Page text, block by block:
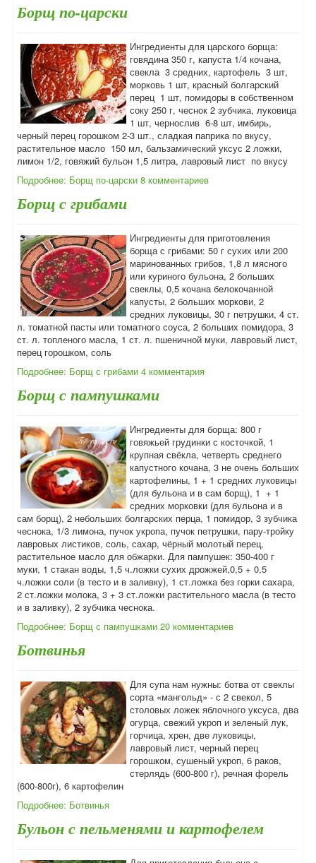
Борщ по-царски
Ингредиенты для царского борща:
говядина 350 г, капуста 1/4 кочана,
свекла 3 средних, картофель 3 шт,
морковь 1 шт, красный болгарский
перец 1 шт, помидоры в собственном
соку 250 г, чеснок 2 зубчика, луковица
1 шт, чернослив 6-8 шт, имбирь,
черный перец горошком 2-3 шт., сладкая паприка по вкусу,
растительное масло 150 мл, бальзамический уксус 2 ложки,
лимон 1/2, говяжий бульон 1,5 литра, лавровый лист по вкусу
Подробнее: Борщ по-царски 8 комментариев
Борщ с грибами
Ингредиенты для приготовления
борща с грибами: 50 г сухих или 200
маринованных грибов, 1,8 л мясного
или куриного бульона, 2 больших
свеклы, 0,5 кочана белокочанной
капусты, 2 больших моркови, 2
средних луковицы, 30 г петрушки, 4 ст.
л. томатной пасты или томатного соуса, 2 больших помидора, 3
ст. л. топленого масла, 1 ст. л. пшеничной муки, лавровый лист,
перец горошком, соль
Подробнее: Борщ с грибами 4 комментария
Борщ с пампушками
Ингредиенты для борща: 800 г
говяжьей грудинки с косточкой, 1
крупная свёкла, четверть среднего
капустного кочана, 3 не очень больших
картофелины, 1 + 1 средних луковицы
(для бульона и в сам борщ), 1 + 1
средних морковки (для бульона и в
сам борщ), 2 небольших болгарских перца, 1 помидор, 3 зубчика
чеснока, 1/3 лимона, пучок укропа, пучок петрушки, пару-тройку
лавровых листиков, соль, сахар, чёрный молотый перец,
растительное масло для обжарки. Для пампушек: 350-400 г
муки, 1 стакан воды, 1,5 ч.ложки сухих дрожжей,0,5 + 0,5
ч.ложки соли (в тесто и в заливку), 1 ст.ложка без горки сахара,
2 ст.ложки молока, 3 + 3 ст.ложки растительного масла (в тесто
и в заливку), 2 зубчика чеснока.
Подробнее: Борщ с пампушками 20 комментариев
Ботвинья
Для супа нам нужны: ботва от свеклы
сорта «мангольд» - с 2 свекол, 5
столовых ложек яблочного уксуса, два
огурца, свежий укроп и зеленый лук,
горчица, хрен, две луковицы,
лавровый лист, черный перец
горошком, сушеный укроп, 6 раков,
стерлядь (600-800 г), речная форель
(600-800г), 6 картофелин
Подробнее: Ботвинья
Бульон с пельменями и картофелем